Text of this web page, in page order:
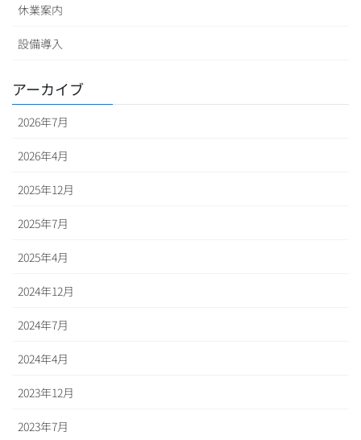
休業案内
設備導入
アーカイブ
2026年7月
2026年4月
2025年12月
2025年7月
2025年4月
2024年12月
2024年7月
2024年4月
2023年12月
2023年7月